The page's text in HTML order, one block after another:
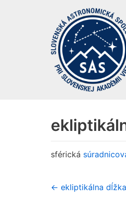
sférická
← ekliptikálna dĺžka